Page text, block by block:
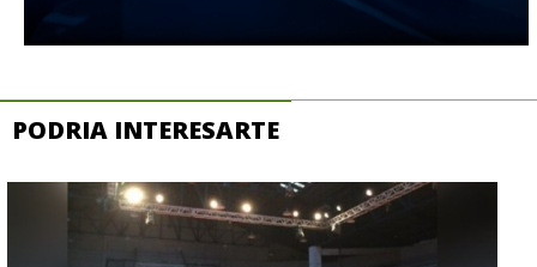
PODRIA INTERESARTE